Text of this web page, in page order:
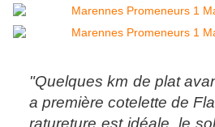
"Quelques km de plat
a première cotelette de